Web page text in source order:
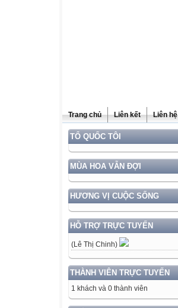
Trang chủ Liên kết Liên hệ
TỔ QUỐC TÔI
MÙA HOA VẪN ĐỢI
HƯƠNG VỊ CUỘC SỐNG
HỖ TRỢ TRỰC TUYẾN
(Lê Thị Chinh)
THÀNH VIÊN TRỰC TUYẾN
1 khách và 0 thành viên